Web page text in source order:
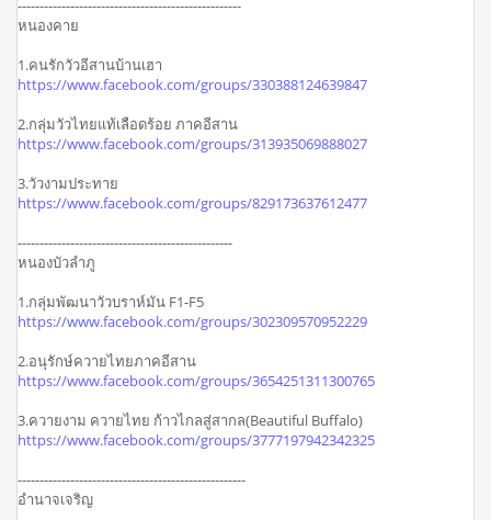
---------------------------------------------------
หนองคาย
1.คนรักวัวอีสานบ้านเฮา
https://www.facebook.com/groups/330388124639847
2.กลุ่มวัวไทยแท้เลือดร้อย ภาคอีสาน
https://www.facebook.com/groups/313935069888027
3.วัวงามประทาย
https://www.facebook.com/groups/829173637612477
-------------------------------------------------
หนองบัวลำภู
1.กลุ่มพัฒนาวัวบราห์มัน F1-F5
https://www.facebook.com/groups/302309570952229
2.อนุรักษ์ควายไทยภาคอีสาน
https://www.facebook.com/groups/3654251311300765
3.ควายงาม ควายไทย ก้าวไกลสู่สากล(Beautiful Buffalo)
https://www.facebook.com/groups/3777197942342325
----------------------------------------------------
อำนาจเจริญ